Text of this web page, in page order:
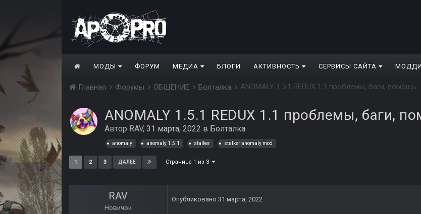
МОДЫ ФОРУМ МЕДИА БЛОГИ АКТИВНОСТЬ СЕРВИСЫ САЙТА
Главная Форумы ОБЩЕНИЕ Болталка ANOMALY 1.5.1 REDUX 1.1 проблемы, баги, помощь
ANOMALY 1.5.1 REDUX 1.1 проблемы, баги,
Автор RAV, 31 марта, 2022 в Болталка
anomaly anomaly 1.5.1 stalker stalker anomaly mod
1 2 3 ДАЛЕЕ Страница 1 из 3
RAV
Новичок
Опубликовано 31 марта, 2022